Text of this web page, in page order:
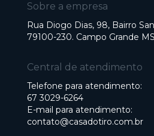
Sobre a empresa
Rua Diogo Dias, 98, Bairro
79100-230. Campo Grande
Central de atendimento
Telefone para atendimento:
67 3029-6264
E-mail para atendimento:
contato@casadotiro.com.br